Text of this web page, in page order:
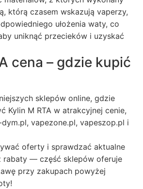
którą czasem wskazują vaperzy,
ułożenia waty, co
uniknąć przecieków i uzyskać
cena – gdzie kupić
sklepów online, gdzie
Kylin M RTA w atrakcyjnej cenie,
vapezone.pl, vapeszop.pl i
oferty i sprawdzać aktualne
rabaty — część sklepów oferuje
przy zakupach powyżej